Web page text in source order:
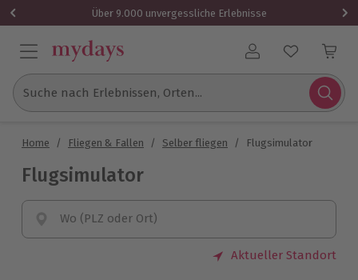
Über 9.000 unvergessliche Erlebnisse
Benutzerkonto
Suche nach Erlebnissen, Orten...
Home / Fliegen & Fallen / Selber fliegen / Flugsimulator
Flugsimulator
Wo (PLZ oder Ort)
Aktueller Standort